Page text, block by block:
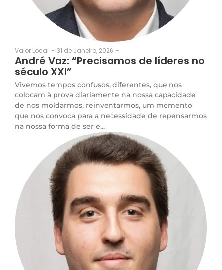
Valor Local - 31 de Janeiro, 2026 -
André Vaz: “Precisamos de líderes no
século XXI”
Vivemos tempos confusos, diferentes, que nos
colocam à prova diariamente na nossa capacidade
de nos moldarmos, reinventarmos, um momento
que nos convoca para a necessidade de repensarmos
na nossa forma de ser e...